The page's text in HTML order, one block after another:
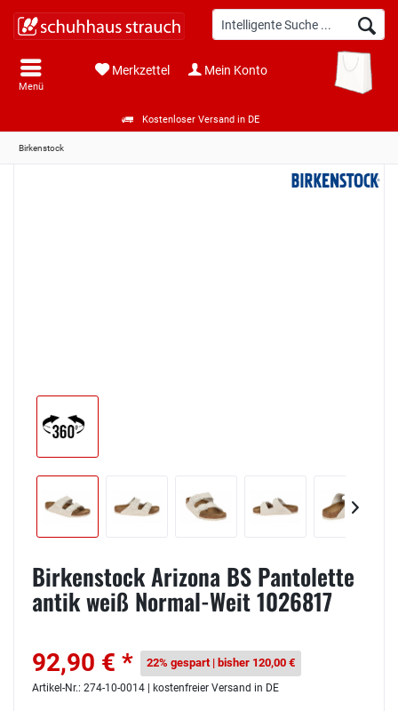
Kostenloser Versand in DE
Menü
Merkzettel Mein Konto
Birkenstock
Birkenstock Arizona BS Pantolette
antik weiß Normal-Weit 1026817
92,90 € * 22% gespart | bisher 120,00 €
Artikel-Nr.: 274-10-0014 | kostenfreier Versand in DE